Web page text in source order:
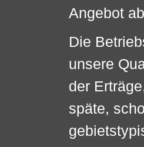
Angebot
Die
unsere
der
späte,